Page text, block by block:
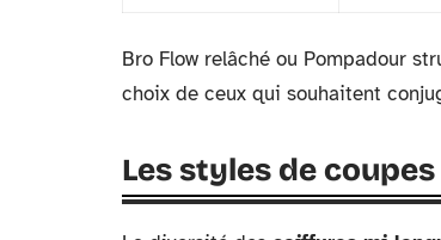
Bro Flow relâché ou Pompadour
choix de ceux qui souhaitent
Les styles de